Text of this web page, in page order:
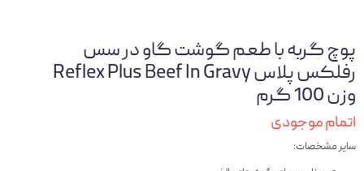
پوچ گربه با طعم گوشت گاو در سس
رفلکس پلاس Reflex Plus Beef In Gravy
وزن 100 گرم
اتمام موجودی
سایر مشخصات: